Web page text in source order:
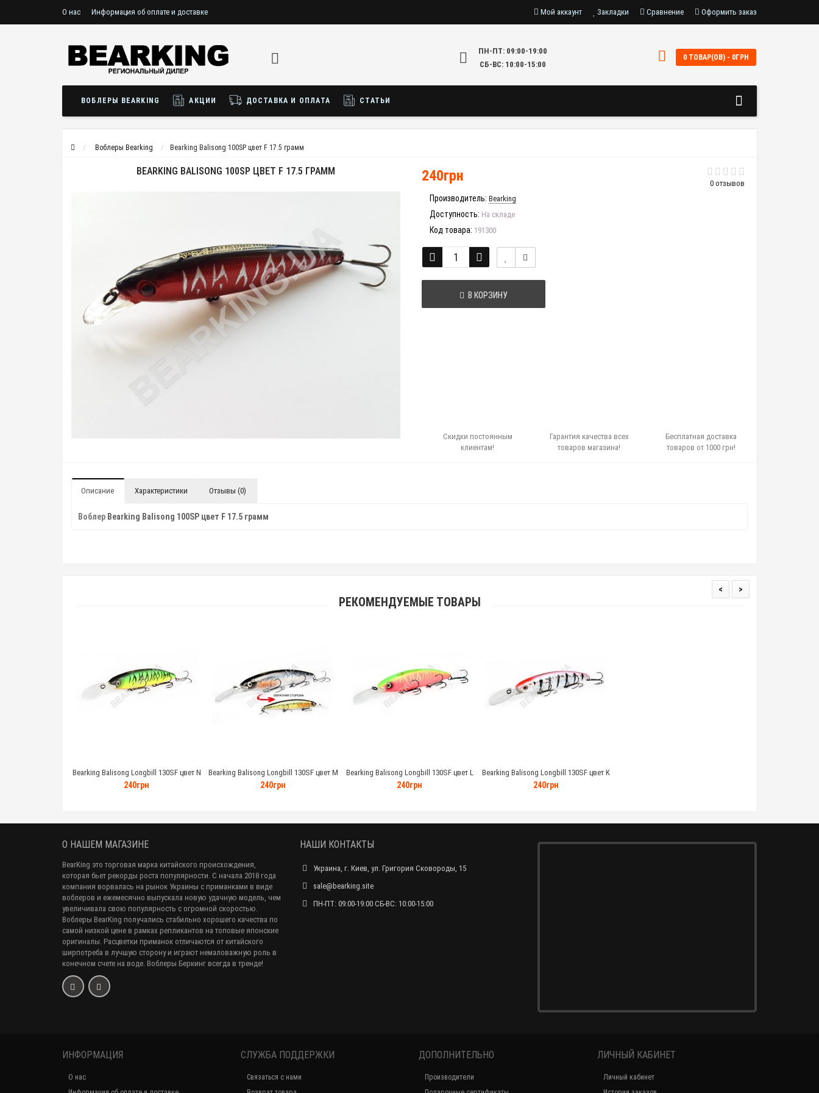
О нас Информация об оплате и доставке Мой аккаунт Закладки Сравнение Оформить заказ
ПН-ПТ: 09:00-19:00
СБ-ВС: 10:00-15:00
0 ТОВАР(ОВ) - 0ГРН
ВОБЛЕРЫ BEARKING АКЦИИ ДОСТАВКА И ОПЛАТА СТАТЬИ
Воблеры Bearking Bearking Balisong 100SP цвет F 17.5 грамм
BEARKING BALISONG 100SP ЦВЕТ F 17.5 ГРАММ
0 отзывов
240грн
Производитель: Bearking
Доступность: На складе
Код товара: 191300
В КОРЗИНУ
Скидки постоянным
клиентам!
Гарантия качества всех
товаров магазина!
Бесплатная доставка
товаров от 1000 грн!
Описание Характеристики Отзывы (0)
Воблер Bearking Balisong 100SP цвет F 17.5 грамм
РЕКОМЕНДУЕМЫЕ ТОВАРЫ
Bearking Balisong Longbill 130SF цвет N
28.6 грамм
240грн
Bearking Balisong Longbill 130SF цвет M
28.6 грамм
240грн
Bearking Balisong Longbill 130SF цвет L
28.6 грамм
240грн
Bearking Balisong Longbill 130SF цвет K
28.6 грамм
240грн
< >
О НАШЕМ МАГАЗИНЕ
BearKing это торговая марка китайского происхождения,
которая бьет рекорды роста популярности. С начала 2018 года
компания ворвалась на рынок Украины с приманками в виде
воблеров и ежемесячно выпускала новую удачную модель, чем
увеличивала свою популярность с огромной скоростью.
Воблеры BearKing получались стабильно хорошего качества по
самой низкой цене в рамках репликантов на топовые японские
оригиналы. Расцветки приманок отличаются от китайского
ширпотреба в лучшую сторону и играют немаловажную роль в
конечном счете на воде. Воблеры Беркинг всегда в тренде!
НАШИ КОНТАКТЫ
Украина, г. Киев, ул. Григория Сковороды, 15
sale@bearking.site
ПН-ПТ: 09:00-19:00 СБ-ВС: 10:00-15:00
ИНФОРМАЦИЯ
О нас
СЛУЖБА ПОДДЕРЖКИ
Связаться с нами
ДОПОЛНИТЕЛЬНО
Производители
ЛИЧНЫЙ КАБИНЕТ
Личный кабинет